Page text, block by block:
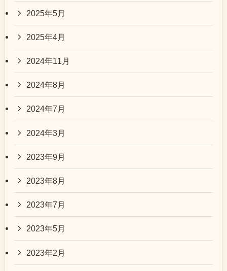
2025年5月
2025年4月
2024年11月
2024年8月
2024年7月
2024年3月
2023年9月
2023年8月
2023年7月
2023年5月
2023年2月